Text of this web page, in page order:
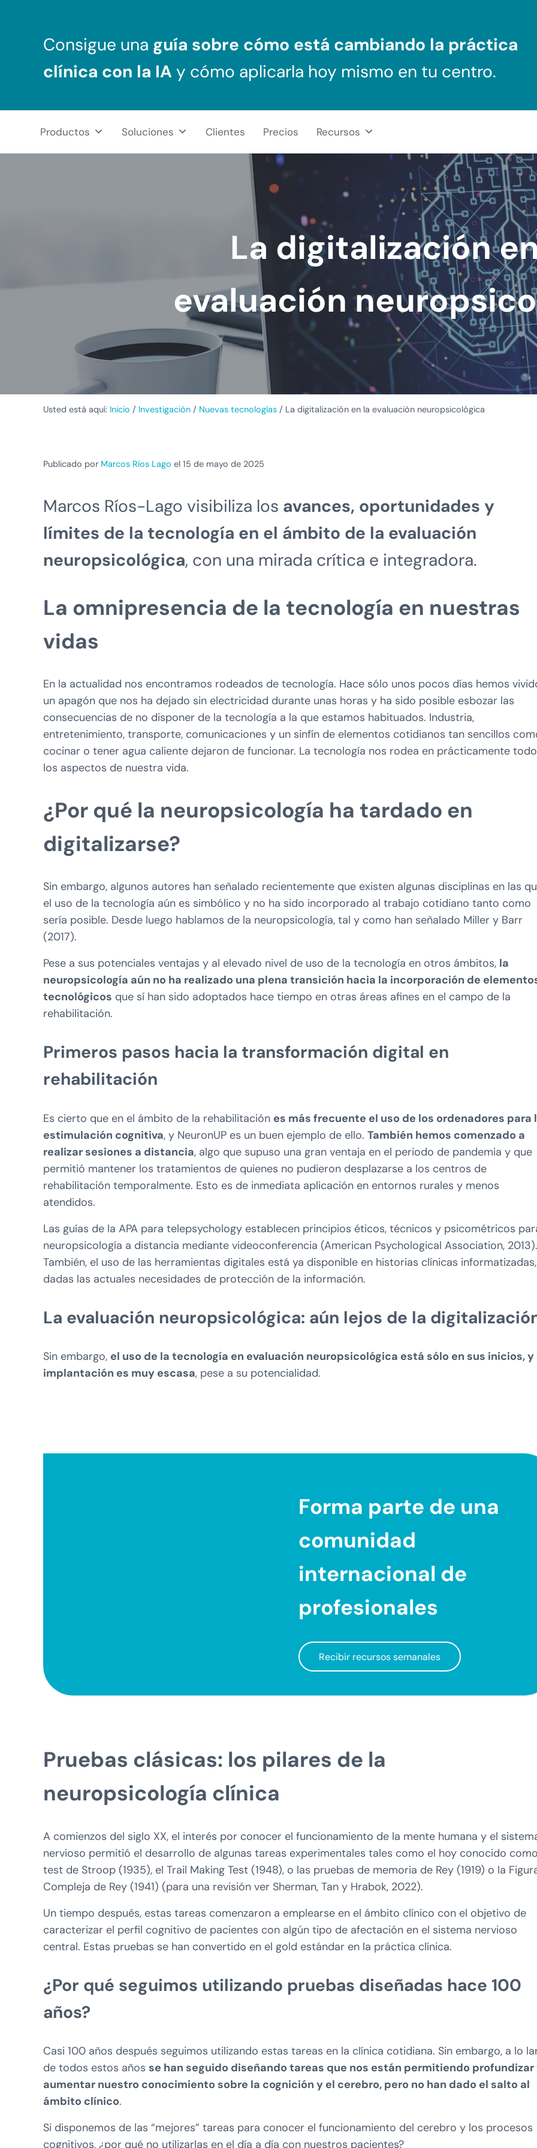
Consigue una guía sobre cómo está cambiando la práctica
clínica con la IAy cómo aplicarla hoy mismo en tu centro.
NeuronUP
REHABILITACIÓN COGNITIVA PROFESIONAL
Productos Soluciones Clientes Precios Recursos
La digitalización
evaluación
Usted está aquí: Inicio / Investigación / Nuevas tecnologías / La digitalización en la evaluación neuropsicológica
Publicado por Marcos Ríos Lago el 15 de mayo de 2025
Marcos Ríos-Lago visibiliza los avances, oportunidades y
límites de la tecnología en el ámbito de la evaluación
neuropsicológica, con una mirada crítica e integradora.
La omnipresencia de la tecnología en nuestras
vidas
En la actualidad nos encontramos rodeados de tecnología. Hace sólo unos pocos días hemos
un apagón que nos ha dejado sin electricidad durante unas horas y ha sido posible esbozar las
consecuencias de no disponer de la tecnología a la que estamos habituados. Industria,
entretenimiento, transporte, comunicaciones y un sinfín de elementos cotidianos tan sencillos
cocinar o tener agua caliente dejaron de funcionar. La tecnología nos rodea en prácticamente
los aspectos de nuestra vida.
¿Por qué la neuropsicología ha tardado en
digitalizarse?
Sin embargo, algunos autores han señalado recientemente que existen algunas disciplinas en las
el uso de la tecnología aún es simbólico y no ha sido incorporado al trabajo cotidiano tanto como
sería posible. Desde luego hablamos de la neuropsicología, tal y como han señalado Miller y Barr
(2017).
Pese a sus potenciales ventajas y al elevado nivel de uso de la tecnología en otros ámbitos, la
neuropsicología aún no ha realizado una plena transición hacia la incorporación de
tecnológicos que sí han sido adoptados hace tiempo en otras áreas afines en el campo de la
rehabilitación.
Primeros pasos hacia la transformación digital en
rehabilitación
Es cierto que en el ámbito de la rehabilitación es más frecuente el uso de los ordenadores para
estimulación cognitiva, y NeuronUP es un buen ejemplo de ello. También hemos comenzado a
realizar sesiones a distancia, algo que supuso una gran ventaja en el periodo de pandemia y que
permitió mantener los tratamientos de quienes no pudieron desplazarse a los centros de
rehabilitación temporalmente. Esto es de inmediata aplicación en entornos rurales y menos
atendidos.
Las guías de la APA para telepsychology establecen principios éticos, técnicos y psicométricos
neuropsicología a distancia mediante videoconferencia (American Psychological Association, 2013).
También, el uso de las herramientas digitales está ya disponible en historias clínicas informatizadas,
dadas las actuales necesidades de protección de la información.
La evaluación neuropsicológica: aún lejos de la
Sin embargo, el uso de la tecnología en evaluación neuropsicológica está sólo en sus inicios, y
implantación es muy escasa, pese a su potencialidad.
Forma parte de una
comunidad
internacional de
profesionales
Recibir recursos semanales
Pruebas clásicas: los pilares de la
neuropsicología clínica
A comienzos del siglo XX, el interés por conocer el funcionamiento de la mente humana y el
nervioso permitió el desarrollo de algunas tareas experimentales tales como el hoy conocido como
test de Stroop (1935), el Trail Making Test (1948), o las pruebas de memoria de Rey (1919) o la
Compleja de Rey (1941) (para una revisión ver Sherman, Tan y Hrabok, 2022).
Un tiempo después, estas tareas comenzaron a emplearse en el ámbito clínico con el objetivo de
caracterizar el perfil cognitivo de pacientes con algún tipo de afectación en el sistema nervioso
central. Estas pruebas se han convertido en el gold estándar en la práctica clínica.
¿Por qué seguimos utilizando pruebas diseñadas hace 100
años?
Casi 100 años después seguimos utilizando estas tareas en la clínica cotidiana. Sin embargo, a lo
de todos estos años se han seguido diseñando tareas que nos están permitiendo profundizar
aumentar nuestro conocimiento sobre la cognición y el cerebro, pero no han dado el salto al
ámbito clínico.
Si disponemos de las “mejores” tareas para conocer el funcionamiento del cerebro y los procesos
cognitivos, ¿por qué no utilizarlas en el día a día con nuestros pacientes?